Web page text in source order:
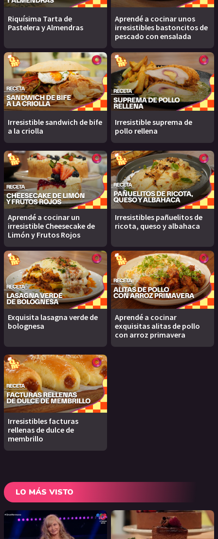
Riquísima Tarta de
Pastelera y Almendras
Aprendé a cocinar unos
irresistibles bastoncitos de
pescado con ensalada
Irresistible sandwich de bife
a la criolla
Irresistible suprema de
pollo rellena
Aprendé a cocinar un
irresistible Cheesecake de
Limón y Frutos Rojos
Irresistibles pañuelitos de
ricota, queso y albahaca
Exquisita lasagna verde de
bolognesa
Aprendé a cocinar
exquisitas alitas de pollo
con arroz primavera
Irresistibles facturas
rellenas de dulce de
membrillo
LO MÁS VISTO